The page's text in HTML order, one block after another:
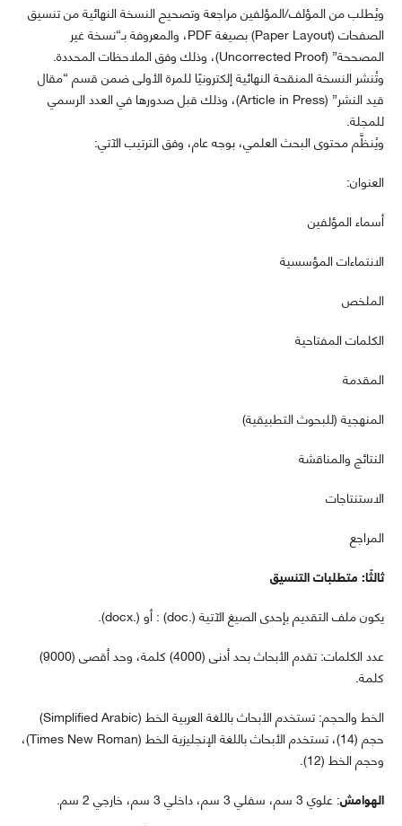
ويُطلب من المؤلف/المؤلفين مراجعة وتصحيح النسخة النهائية من تنسيق
الصفحات (Paper Layout) بصيغة PDF، والمعروفة بـ“نسخة غير
المصححة” (Uncorrected Proof)، وذلك وفق الملاحظات المحددة.
وتُنشر النسخة المنقحة النهائية إلكترونيًا للمرة الأولى ضمن قسم “مقال
قيد النشر” (Article in Press)، وذلك قبل صدورها في العدد الرسمي
للمجلة.
ويُنظَّم محتوى البحث العلمي، بوجه عام، وفق الترتيب الآتي:
العنوان:
أسماء المؤلفين
الانتماءات المؤسسية
الملخص
الكلمات المفتاحية
المقدمة
المنهجية (للبحوث التطبيقية)
النتائج والمناقشة
الاستنتاجات
المراجع
ثالثًا: متطلبات التنسيق
يكون ملف التقديم بإحدى الصيغ الآتية (.doc) : أو (.docx).
عدد الكلمات: تقدم الأبحاث بحد أدنى (4000) كلمة، وحد أقصى (9000)
كلمة.
الخط والحجم: تستخدم الأبحاث باللغة العربية الخط (Simplified Arabic)
حجم (14)، تستخدم الأبحاث باللغة الإنجليزية الخط (Times New Roman)،
وحجم الخط (12).
الهوامش: علوي 3 سم، سفلي 3 سم، داخلي 3 سم، خارجي 2 سم.